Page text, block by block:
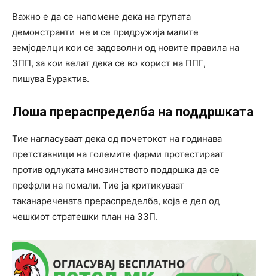
Важно е да се напомене дека на групата
демонстранти не и се придружија малите
земјоделци кои се задоволни од новите правила на
ЗПП, за кои велат дека се во корист на ППГ,
пишува Еурактив.
Лоша прераспределба на поддршката
Тие нагласуваат дека од почетокот на годинава
претставници на големите фарми протестираат
против одлуката мнозинството поддршка да се
префрли на помали. Тие ја критикуваат
таканаречената прераспределба, која е дел од
чешкиот стратешки план на ЗЗП.